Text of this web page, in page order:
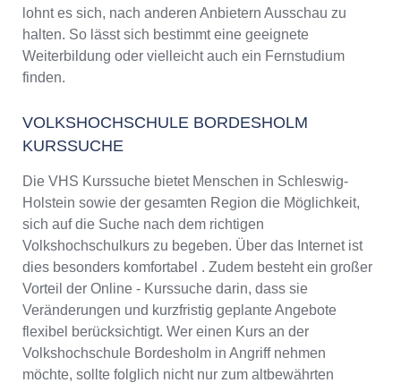
lohnt es sich, nach anderen Anbietern Ausschau zu
halten. So lässt sich bestimmt eine geeignete
Weiterbildung oder vielleicht auch ein Fernstudium
finden.
VOLKSHOCHSCHULE BORDESHOLM
KURSSUCHE
Die VHS Kurssuche bietet Menschen in Schleswig-
Holstein sowie der gesamten Region die Möglichkeit,
sich auf die Suche nach dem richtigen
Volkshochschulkurs zu begeben. Über das Internet ist
dies besonders komfortabel . Zudem besteht ein großer
Vorteil der Online - Kurssuche darin, dass sie
Veränderungen und kurzfristig geplante Angebote
flexibel berücksichtigt. Wer einen Kurs an der
Volkshochschule Bordesholm in Angriff nehmen
möchte, sollte folglich nicht nur zum altbewährten